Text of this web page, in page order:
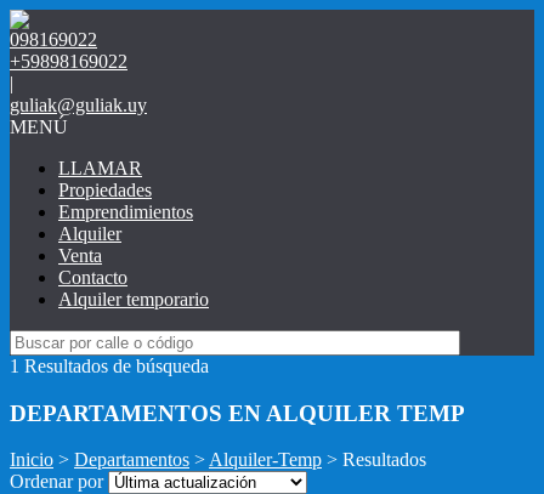
098169022
+59898169022
|
guliak@guliak.uy
MENÚ
LLAMAR
Propiedades
Emprendimientos
Alquiler
Venta
Contacto
Alquiler temporario
1 Resultados de búsqueda
DEPARTAMENTOS EN ALQUILER TEMP
Inicio > Departamentos >Alquiler-Temp > Resultados
Ordenar por